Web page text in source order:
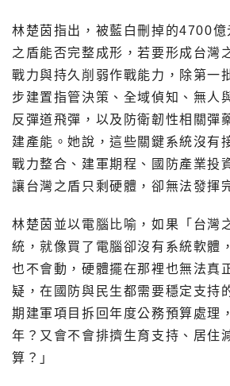
林楚茵指出，被藍白刪掉的4700億
之盾能否完整成形，若要形成台灣
戰力與持久削弱作戰能力，除第一
步建置指管決策、全域偵知、無人
反彈道飛彈，以及防衛韌性相關彈
建產能。她說，這些關鍵系統沒有
戰力整合、建軍期程、國防產業投
讓台灣之盾只剩硬體，卻無法發揮
林楚茵並以電腦比喻，如果「台灣
統，就像買了電腦卻沒有系統軟體
也不會動，硬體擺在那裡也無法真
疑，在國防與民生都需要穩定支持
期建軍項目拆回年度公務預算處理
年？又會不會排擠生育支持、居住
算？」